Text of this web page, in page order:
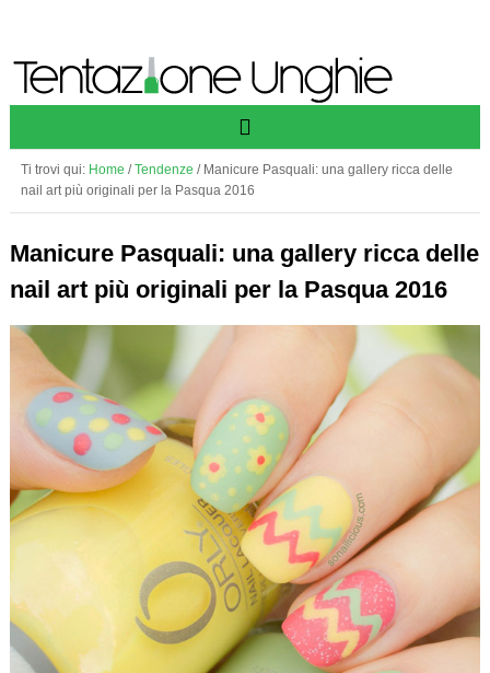
Ti trovi qui: Home / Tendenze /Manicure Pasquali: una gallery ricca delle
nail art più originali per la Pasqua 2016
Manicure Pasquali: una gallery ricca delle
nail art più originali per la Pasqua 2016